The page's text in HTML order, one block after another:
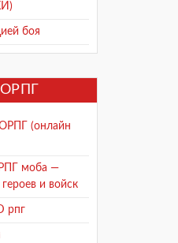
боя
(онлайн
моба —
и войск
рпг